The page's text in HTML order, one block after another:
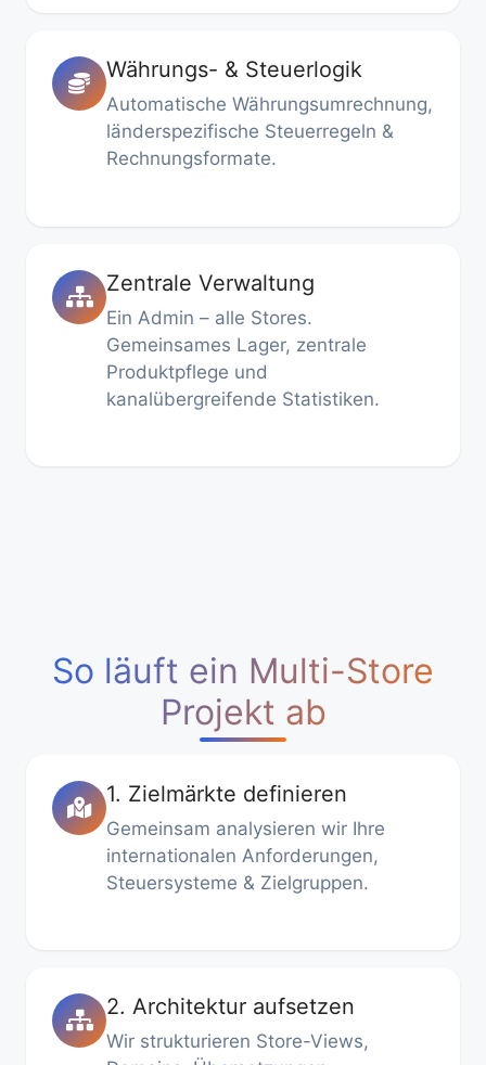
Währungs- & Steuerlogik
Automatische Währungsumrechnung,
länderspezifische Steuerregeln &
Rechnungsformate.
Zentrale Verwaltung
Ein Admin – alle Stores.
Gemeinsames Lager, zentrale
Produktpflege und
kanalübergreifende Statistiken.
So läuft ein Multi-Store
Projekt ab
1. Zielmärkte definieren
Gemeinsam analysieren wir Ihre
internationalen Anforderungen,
Steuersysteme & Zielgruppen.
2. Architektur aufsetzen
Wir strukturieren Store-Views,